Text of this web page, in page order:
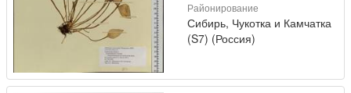
Районирование
Сибирь, Чукотка и Камчатка
(S7) (Россия)